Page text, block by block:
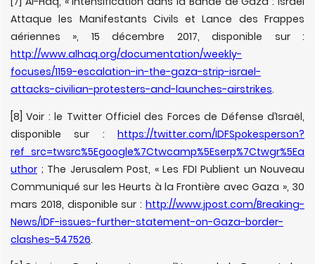
Attaque les Manifestants Civils et Lance des Frappes
aériennes », 15 décembre 2017, disponible sur :
http://www.alhaq.org/documentation/weekly-
focuses/1159-escalation-in-the-gaza-strip-israel-
attacks-civilian-protesters-and-launches-airstrikes.
[8] Voir : le Twitter Officiel des Forces de Défense d’Israël,
disponible sur : https://twitter.com/IDFSpokesperson?
ref_src=twsrc%5Egoogle%7Ctwcamp%5Eserp%7Ctwgr%5Ea
uthor ; The Jerusalem Post, « Les FDI Publient un Nouveau
Communiqué sur les Heurts à la Frontière avec Gaza », 30
mars 2018, disponible sur : http://www.jpost.com/Breaking-
News/IDF-issues-further-statement-on-Gaza-border-
clashes-547526.